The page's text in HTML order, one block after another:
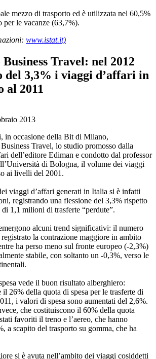
mezzo di trasporto ed è utilizzata nel 60,5%
per le vacanze (63,7%).
www.istat.it)
Travel: nel 2012
del 3,3% i viaggi d’affari in
al 2011
2013
in occasione della Bit di Milano,
Travel, lo studio promosso dalla
dell’editore Ediman e condotto dal professor
di Bologna, il volume dei viaggi
ai livelli del 2001.
viaggi d’affari generati in Italia si è infatti
registrando una flessione del 3,3% rispetto
1,1 milioni di trasferte “perdute”.
alcuni trend significativi: il numero
la contrazione maggiore in ambito
ha perso meno sul fronte europeo (-2,3%)
stabile, con soltanto un -0,3%, verso le
vede il buon risultato alberghiero:
il 26% della quota di spesa per le trasferte di
i valori di spesa sono aumentati del 2,6%.
che costituiscono il 60% della quota
favoriti il treno e l’aereo, che hanno
a scapito del trasporto su gomma, che ha
si è avuta nell’ambito dei viaggi cosiddetti